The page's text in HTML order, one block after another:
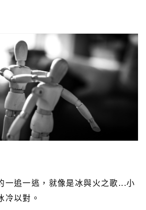
一追一逃，就像是冰與火之歌...小
冷以對。